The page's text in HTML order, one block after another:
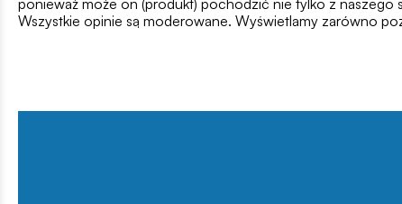
Wszystkie opinie są moderowane. Wyświetlamy zarówno